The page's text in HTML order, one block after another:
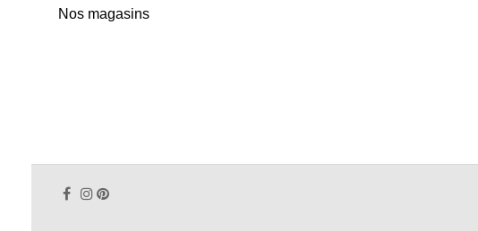
Nos magasins